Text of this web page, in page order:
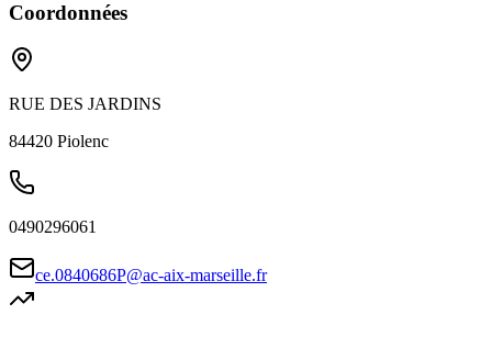
Coordonnées
RUE DES JARDINS
84420 Piolenc
0490296061
ce.0840686P@ac-aix-marseille.fr